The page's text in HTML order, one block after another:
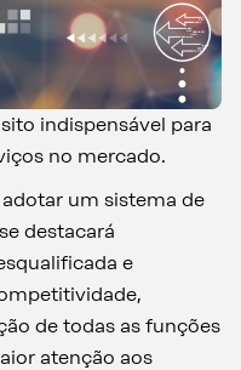
indispensável para
no mercado.
um sistema de
destacará
e
de todas as funções
atenção aos